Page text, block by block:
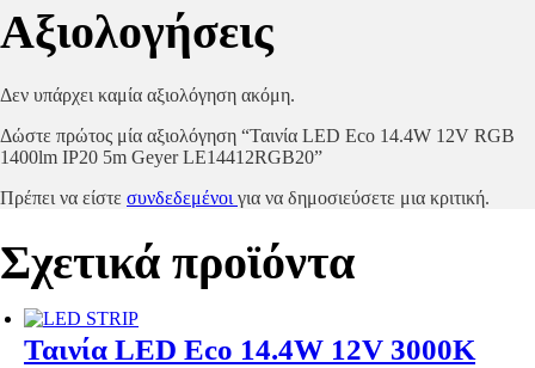
Αξιολογήσεις
Δεν υπάρχει καμία αξιολόγηση ακόμη.
Δώστε πρώτος μία αξιολόγηση “Ταινία LED Eco 14.4W 12V RGB
1400lm IP20 5m Geyer LE14412RGB20”
Πρέπει να είστε συνδεδεμένοι για να δημοσιεύσετε μια κριτική.
Σχετικά προϊόντα
Ταινία LED Eco 14.4W 12V 3000K